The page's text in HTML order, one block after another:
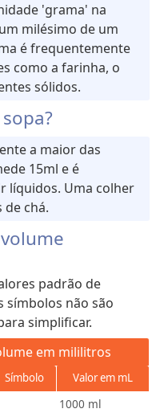
'grama' na
milésimo de um
é frequentemente
como a farinha, o
sólidos.
a maior das
15ml e é
líquidos. Uma colher
de chá.
padrão de
símbolos não são
simplificar.
em mililitros
Símbolo Valor em mL
1000 ml